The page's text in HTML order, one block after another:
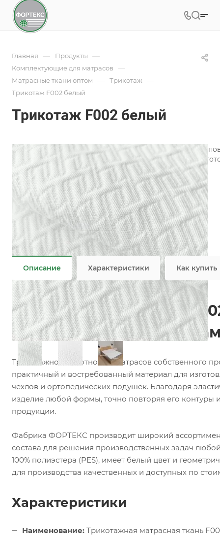
Главная — Продукты —
Комплектующие для матрасов —
Матрасные ткани оптом — Трикотаж —
Трикотаж F002 белый
Трикотаж F002 белый
Трикотаж для матрасов является одним из лучших
широкий ассортимент трикотажного полотна для
Подробности
Характеристики
Коллекция — Геометрия
Состав
100% PES
Плотность
— 280 гр/м2
Все характеристики
Описание Характеристики Как купить
Матрасный трикотаж
матрасов, топперов и
Трикотажное полотно для матрасов собственного
практичный и востребованный материал для
чехлов и ортопедических подушек. Благодаря
изделие любой формы, точно повторяя его контуры
продукции.
Фабрика ФОРТЕКС производит широкий
состава для решения производственных задач
100% полиэстера (PES), имеет белый цвет и
для производства качественных и доступных по
Характеристики
Наименование: Трикотажная матрасная ткань